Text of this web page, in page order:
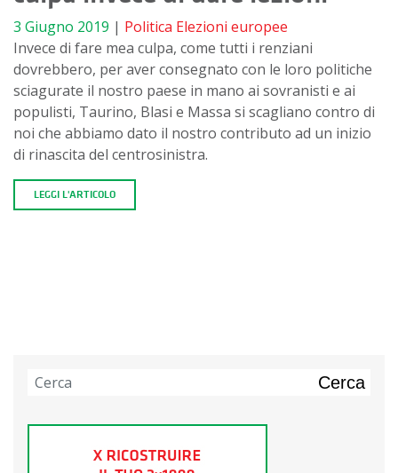
3 Giugno 2019 | Politica Elezioni europee
Invece di fare mea culpa, come tutti i renziani
dovrebbero, per aver consegnato con le loro politiche
sciagurate il nostro paese in mano ai sovranisti e ai
populisti, Taurino, Blasi e Massa si scagliano contro di
noi che abbiamo dato il nostro contributo ad un inizio
di rinascita del centrosinistra.
LEGGI L'ARTICOLO
Cerca